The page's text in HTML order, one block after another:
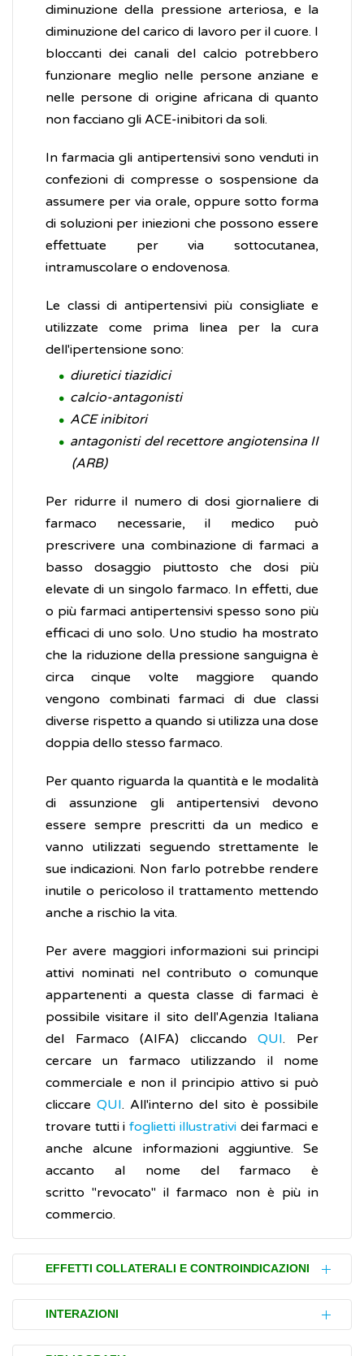
diminuzione della pressione arteriosa, e la
diminuzione del carico di lavoro per il cuore. I
bloccanti dei canali del calcio potrebbero
funzionare meglio nelle persone anziane e
nelle persone di origine africana di quanto
non facciano gli ACE-inibitori da soli.
In farmacia gli antipertensivi sono venduti in
confezioni di compresse o sospensione da
assumere per via orale, oppure sotto forma
di soluzioni per iniezioni che possono essere
effettuate per via sottocutanea,
intramuscolare o endovenosa.
Le classi di antipertensivi più consigliate e
utilizzate come prima linea per la cura
dell'ipertensione sono:
diuretici tiazidici
calcio-antagonisti
ACE inibitori
antagonisti del recettore angiotensina II
(ARB)
Per ridurre il numero di dosi giornaliere di
farmaco necessarie, il medico può
prescrivere una combinazione di farmaci a
basso dosaggio piuttosto che dosi più
elevate di un singolo farmaco. In effetti, due
o più farmaci antipertensivi spesso sono più
efficaci di uno solo. Uno studio ha mostrato
che la riduzione della pressione sanguigna è
circa cinque volte maggiore quando
vengono combinati farmaci di due classi
diverse rispetto a quando si utilizza una dose
doppia dello stesso farmaco.
Per quanto riguarda la quantità e le modalità
di assunzione gli antipertensivi devono
essere sempre prescritti da un medico e
vanno utilizzati seguendo strettamente le
sue indicazioni. Non farlo potrebbe rendere
inutile o pericoloso il trattamento mettendo
anche a rischio la vita.
Per avere maggiori informazioni sui principi
attivi nominati nel contributo o comunque
appartenenti a questa classe di farmaci è
possibile visitare il sito dell'Agenzia Italiana
del Farmaco (AIFA) cliccandoQUI. Per
cercare un farmaco utilizzando il nome
commerciale e non il principio attivo si può
cliccare QUI. All'interno del sito è possibile
trovare tutti ifoglietti illustratividei farmaci e
anche alcune informazioni aggiuntive. Se
accanto al nome del farmaco è
scritto "revocato" il farmaco non è più in
commercio.
EFFETTI COLLATERALI E CONTROINDICAZIONI
L'assunzione di farmaci antipertensivi può
dare origine a diversi effetti collaterali a
INTERAZIONI